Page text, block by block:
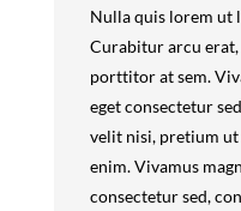
Nulla quis lorem ut
Curabitur arcu
porttitor at sem.
eget consectetur
velit nisi, pretium
enim. Vivamus
consectetur sed,